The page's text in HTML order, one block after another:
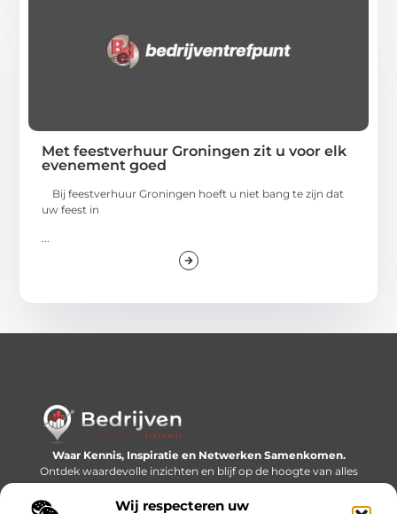
Wij respecteren uw
Met feestverhuur Groningen zit u voor elk
evenement goed
Bij feestverhuur Groningen hoeft u niet bang te zijn dat
uw feest in
...
Waar Kennis, Inspiratie en Netwerken Samenkomen.
Ontdek waardevolle inzichten en blijf op de hoogte van alles
wat er speelt in de wereld.